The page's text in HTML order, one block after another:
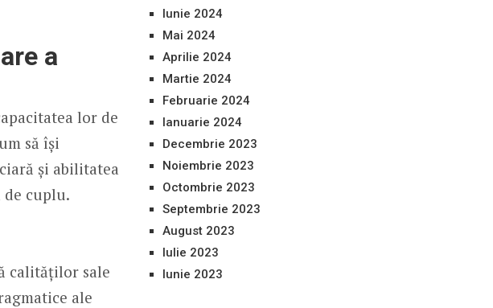
a
lor de
să își
și abilitatea
cuplu.
calităților sale
ale
Iunie 2024
Mai 2024
Aprilie 2024
Martie 2024
Februarie 2024
Ianuarie 2024
Decembrie 2023
Noiembrie 2023
Octombrie 2023
Septembrie 2023
August 2023
Iulie 2023
Iunie 2023